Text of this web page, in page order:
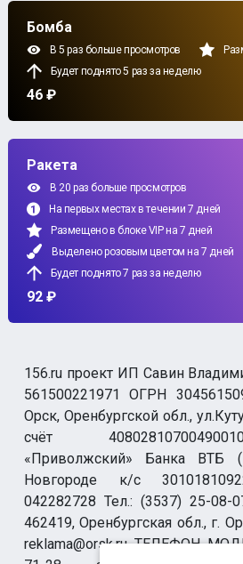
Бомба
В 5 раз больше просмотров
Будет поднято 5 раз за неделю
46 ₽
Ракета
В 20 раз больше просмотров
На первых местах в течении 7 дней
Размещено в блоке VIP на 7 дней
Выделено розовым цветом на 7 дней
Будет поднято 7 раз за неделю
92 ₽
156.ru проект ИП Савин
561500221971 ОГРН
Орск, Оренбургской обл.,
счёт
«Приволжский» Банка
Новгороде к/с
042282728 Тел.: (3537) 25-08-
462419, Оренбургская обл., г.
reklama@orsk.ru ТЕЛЕФОН